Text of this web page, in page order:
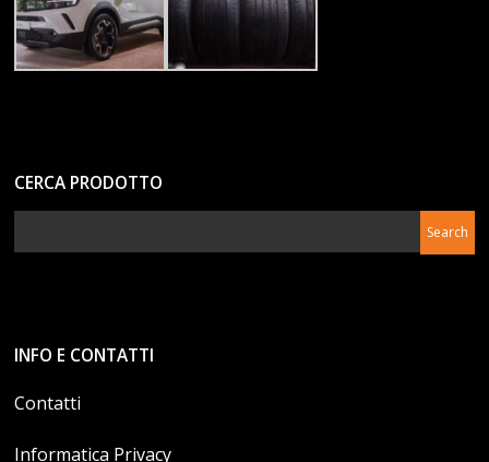
CERCA PRODOTTO
INFO E CONTATTI
Contatti
Informatica Privacy